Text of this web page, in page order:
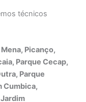
técnicos
Picanço,
Parque Cecap,
Parque
Cumbica,